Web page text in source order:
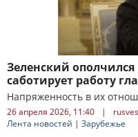
Зеленский
саботирует работу
Напряженность в их
26 апреля 2026, 11:40 |
Лента новостей | Зарубежье